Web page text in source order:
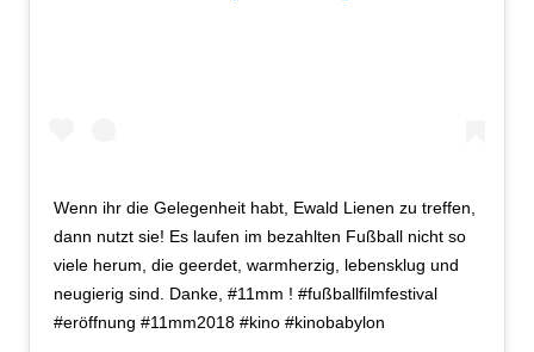
Wenn ihr die Gelegenheit habt, Ewald Lienen zu treffen,
dann nutzt sie! Es laufen im bezahlten Fußball nicht so
viele herum, die geerdet, warmherzig, lebensklug und
neugierig sind. Danke, #11mm ! #fußballfilmfestival
#eröffnung #11mm2018 #kino #kinobabylon